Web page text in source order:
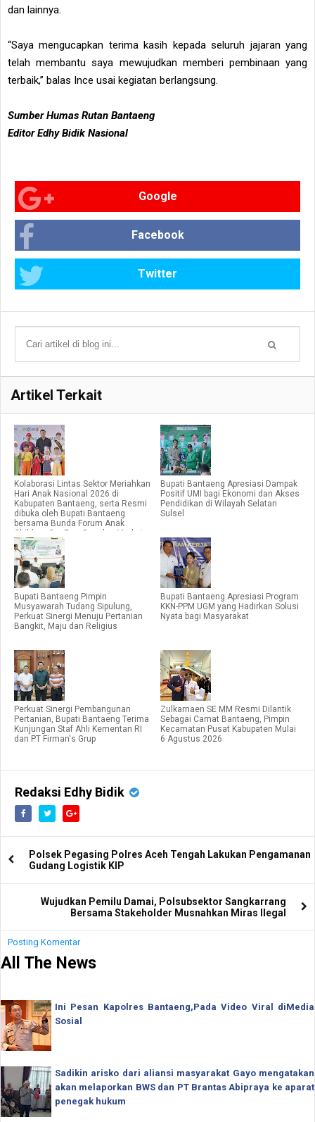
dan lainnya.
“Saya mengucapkan terima kasih kepada seluruh jajaran yang
telah membantu saya mewujudkan memberi pembinaan yang
terbaik,” balas Ince usai kegiatan berlangsung.
Sumber Humas Rutan Bantaeng
Editor Edhy Bidik Nasional
Google
Facebook
Twitter
Artikel Terkait
Kolaborasi Lintas Sektor Meriahkan
Hari Anak Nasional 2026 di
Kabupaten Bantaeng, serta Resmi
dibuka oleh Bupati Bantaeng
bersama Bunda Forum Anak
Children Car Free Day dan Market
Day.
Bupati Bantaeng Apresiasi Dampak
Positif UMI bagi Ekonomi dan Akses
Pendidikan di Wilayah Selatan
Sulsel
Bupati Bantaeng Pimpin
Musyawarah Tudang Sipulung,
Perkuat Sinergi Menuju Pertanian
Bangkit, Maju dan Religius
Bupati Bantaeng Apresiasi Program
KKN-PPM UGM yang Hadirkan Solusi
Nyata bagi Masyarakat
Perkuat Sinergi Pembangunan
Pertanian, Bupati Bantaeng Terima
Kunjungan Staf Ahli Kementan RI
dan PT Firman's Grup
Zulkarnaen SE MM Resmi Dilantik
Sebagai Camat Bantaeng, Pimpin
Kecamatan Pusat Kabupaten Mulai
6 Agustus 2026
Redaksi Edhy Bidik
Polsek Pegasing Polres Aceh Tengah Lakukan Pengamanan
Gudang Logistik KIP
Wujudkan Pemilu Damai, Polsubsektor Sangkarrang
Bersama Stakeholder Musnahkan Miras Ilegal
Posting Komentar
All The News
Ini Pesan Kapolres Bantaeng,Pada Video Viral diMedia
Sosial
Sadikin arisko dari aliansi masyarakat Gayo mengatakan
akan melaporkan BWS dan PT Brantas Abipraya ke aparat
penegak hukum